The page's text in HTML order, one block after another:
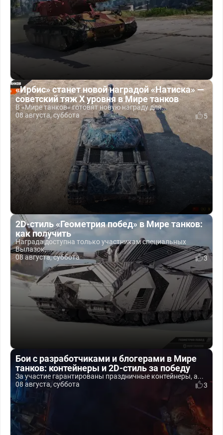
«Ирбис» станет новой наградой «Натиска» —
советский тяж X уровня в Мире танков
В «Мире танков» готовят новую награду для...
08 августа, суббота
5
2D-стиль «Геометрия побед» в Мире танков:
как получить
Награда доступна только участникам специальных
Вылазок,...
08 августа, суббота
3
Бои с разработчиками и блогерами в Мире
танков: контейнеры и 2D-стиль за победу
За участие гарантированы праздничные контейнеры, а...
08 августа, суббота
3